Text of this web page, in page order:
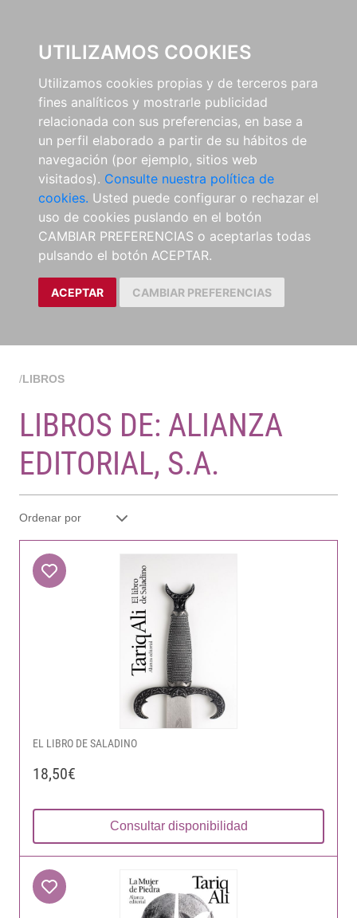
UTILIZAMOS COOKIES
Utilizamos cookies propias y de terceros para
fines analíticos y mostrarle publicidad
relacionada con sus preferencias, en base a
un perfil elaborado a partir de su hábitos de
navegación (por ejemplo, sitios web
visitados). Consulte nuestra política de
cookies. Usted puede configurar o rechazar el
uso de cookies puslando en el botón
CAMBIAR PREFERENCIAS o aceptarlas todas
pulsando el botón ACEPTAR.
ACEPTAR CAMBIAR PREFERENCIAS
/LIBROS
LIBROS DE: ALIANZA
EDITORIAL, S.A.
EL LIBRO DE SALADINO
18,50€
Consultar disponibilidad